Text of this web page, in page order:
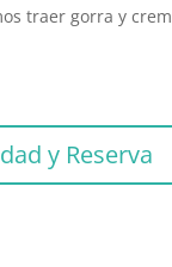
traer gorra y
y Reserva